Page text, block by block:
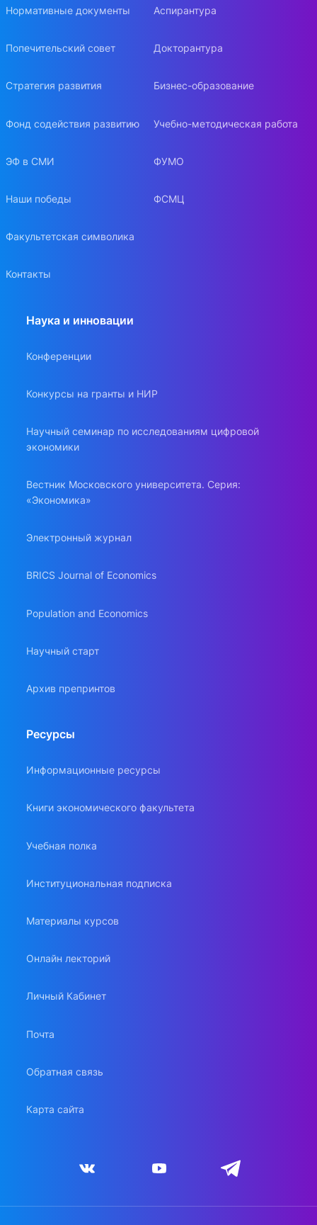
Нормативные документы
Попечительский совет
Стратегия развития
Фонд содействия развитию
ЭФ в СМИ
Наши победы
Факультетская символика
Контакты
Аспирантура
Докторантура
Бизнес-образование
Учебно-методическая работа
ФУМО
ФСМЦ
Наука и инновации
Конференции
Конкурсы на гранты и НИР
Научный семинар по исследованиям цифровой
экономики
Вестник Московского университета. Серия:
«Экономика»
Электронный журнал
BRICS Journal of Economics
Population and Economics
Научный старт
Архив препринтов
Ресурсы
Информационные ресурсы
Книги экономического факультета
Учебная полка
Институциональная подписка
Материалы курсов
Онлайн лекторий
Личный Кабинет
Почта
Обратная связь
Карта сайта